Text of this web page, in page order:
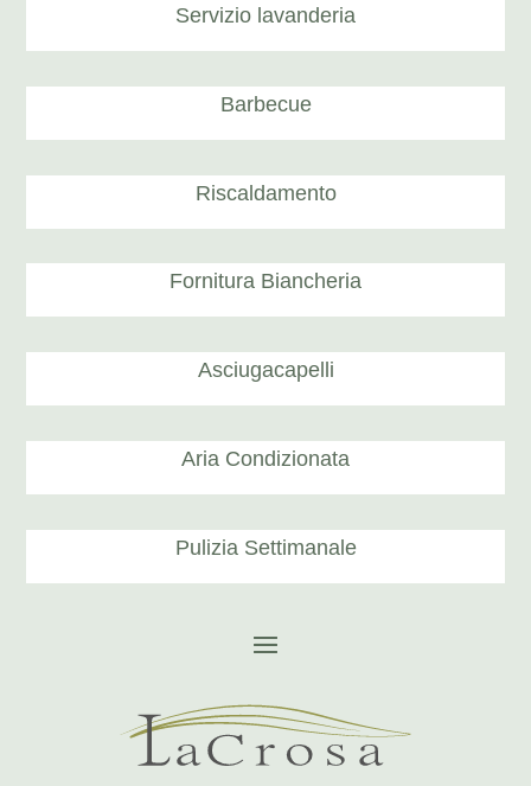
Servizio lavanderia
Barbecue
Riscaldamento
Fornitura Biancheria
Asciugacapelli
Aria Condizionata
Pulizia Settimanale